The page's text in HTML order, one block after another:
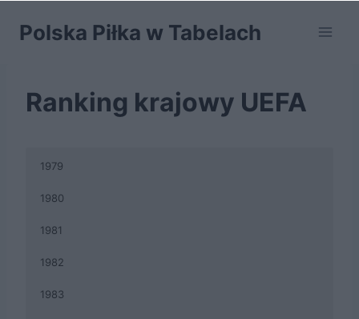
Polska Piłka w Tabelach
Ranking krajowy UEFA
1979
1980
1981
1982
1983